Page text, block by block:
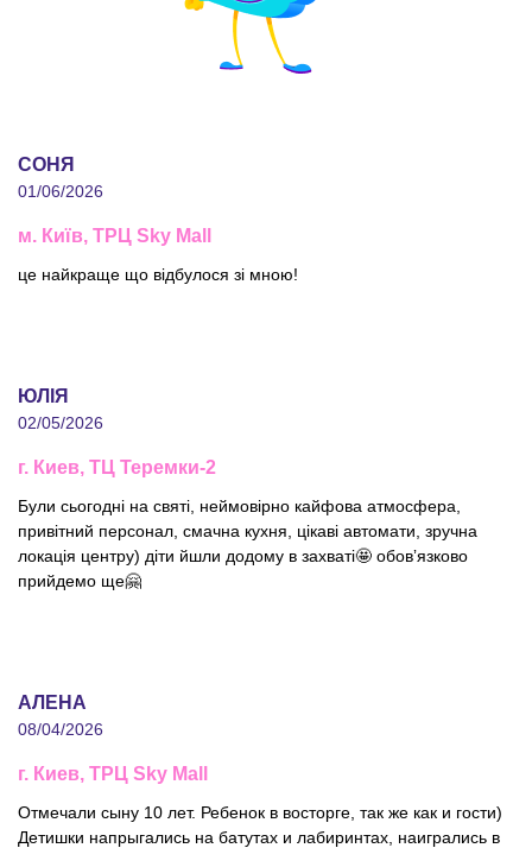
СОНЯ
01/06/2026
м. Київ, ТРЦ Sky Mall
це найкраще що відбулося зі мною!
ЮЛІЯ
02/05/2026
г. Киев, ТЦ Теремки-2
Були сьогодні на святі, неймовірно кайфова атмосфера,
привітний персонал, смачна кухня, цікаві автомати, зручна
локація центру) діти йшли додому в захваті🤩 обовʼязково
прийдемо ще🤗
АЛЕНА
08/04/2026
г. Киев, ТРЦ Sky Mall
Отмечали сыну 10 лет. Ребенок в восторге, так же как и гости)
Детишки напрыгались на батутах и лабиринтах, наигрались в